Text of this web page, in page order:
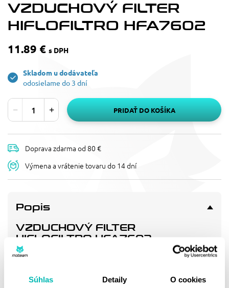
Súhlas Detaily O cookies
VZDUCHOVÝ FILTER
HIFLOFILTRO HFA7602
11.89 € s DPH
Skladom u dodávateľa
odosielame do 3 dní
PRIDAŤ DO KOŠÍKA
Doprava zdarma od 80 €
Výmena a vrátenie tovaru do 14 dní
Popis
VZDUCHOVÝ FILTER
HIFLOFILTRO HFA7602
Vzduchový filtr - náhrada OEM (13717659972)
Doprava a vrátenie